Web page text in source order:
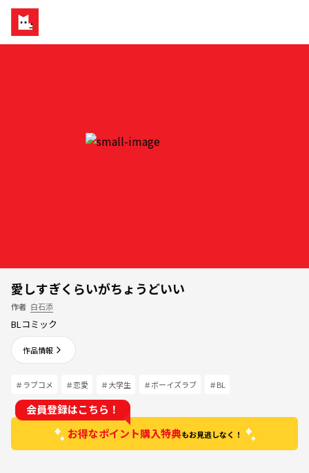
愛しすぎくらいがちょうどいい
作者 白石添
BLコミック
作品情報
＃ラブコメ ＃恋愛 ＃大学生 ＃ボーイズラブ ＃BL
お得なポイント購入特典もお見逃しなく！
会員登録はこちら！